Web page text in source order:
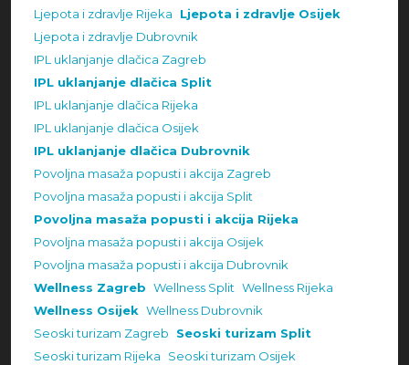
Ljepota i zdravlje Rijeka
Ljepota i zdravlje Osijek
Ljepota i zdravlje Dubrovnik
IPL uklanjanje dlačica Zagreb
IPL uklanjanje dlačica Split
IPL uklanjanje dlačica Rijeka
IPL uklanjanje dlačica Osijek
IPL uklanjanje dlačica Dubrovnik
Povoljna masaža popusti i akcija Zagreb
Povoljna masaža popusti i akcija Split
Povoljna masaža popusti i akcija Rijeka
Povoljna masaža popusti i akcija Osijek
Povoljna masaža popusti i akcija Dubrovnik
Wellness Zagreb Wellness Split Wellness Rijeka
Wellness Osijek Wellness Dubrovnik
Seoski turizam Zagreb
Seoski turizam Split
Seoski turizam Rijeka
Seoski turizam Osijek